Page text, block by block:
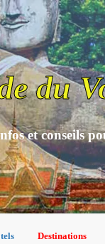
du
et conseils
Destinations